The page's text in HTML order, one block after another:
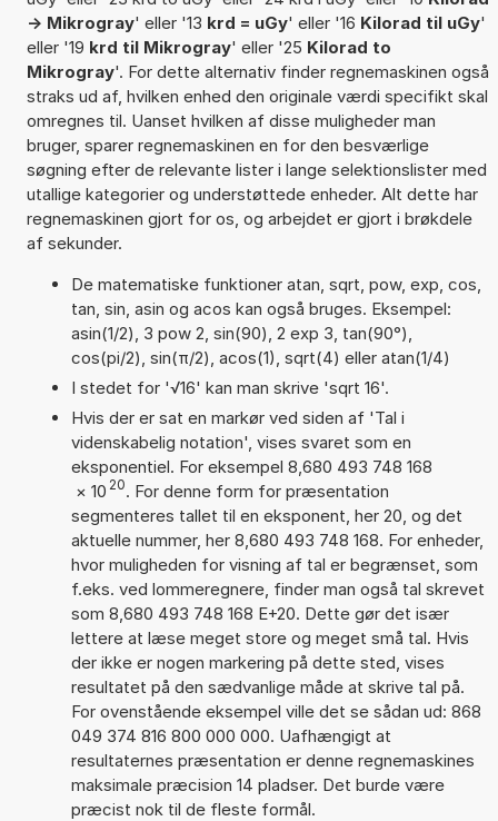
-> Mikrogray' eller '13 krd = uGy' eller '16 Kilorad til uGy'
eller '19 krd til Mikrogray' eller '25 Kilorad to
Mikrogray'. For dette alternativ finder regnemaskinen også
straks ud af, hvilken enhed den originale værdi specifikt skal
omregnes til. Uanset hvilken af disse muligheder man
bruger, sparer regnemaskinen en for den besværlige
søgning efter de relevante lister i lange selektionslister med
utallige kategorier og understøttede enheder. Alt dette har
regnemaskinen gjort for os, og arbejdet er gjort i brøkdele
af sekunder.
De matematiske funktioner atan, sqrt, pow, exp, cos,
tan, sin, asin og acos kan også bruges. Eksempel:
asin(1/2), 3 pow 2, sin(90), 2 exp 3, tan(90°),
cos(pi/2), sin(π/2), acos(1), sqrt(4) eller atan(1/4)
I stedet for '√16' kan man skrive 'sqrt 16'.
Hvis der er sat en markør ved siden af 'Tal i
videnskabelig notation', vises svaret som en
eksponentiel. For eksempel 8,680 493 748 168
× 10 20. For denne form for præsentation
segmenteres tallet til en eksponent, her 20, og det
aktuelle nummer, her 8,680 493 748 168. For enheder,
hvor muligheden for visning af tal er begrænset, som
f.eks. ved lommeregnere, finder man også tal skrevet
som 8,680 493 748 168 E+20. Dette gør det især
lettere at læse meget store og meget små tal. Hvis
der ikke er nogen markering på dette sted, vises
resultatet på den sædvanlige måde at skrive tal på.
For ovenstående eksempel ville det se sådan ud: 868
049 374 816 800 000 000. Uafhængigt at
resultaternes præsentation er denne regnemaskines
maksimale præcision 14 pladser. Det burde være
præcist nok til de fleste formål.